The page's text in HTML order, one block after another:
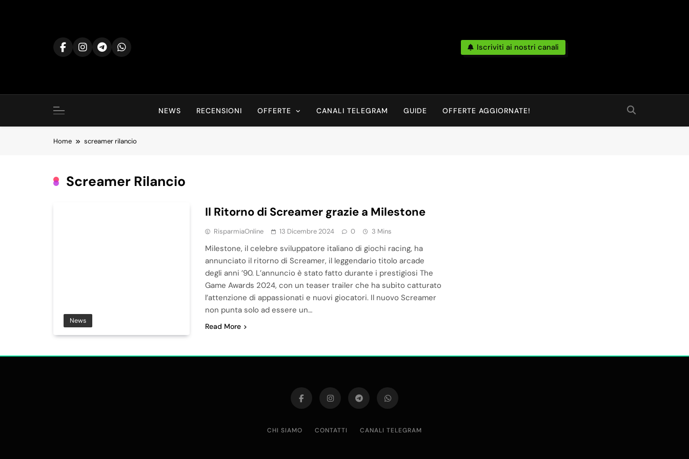
Risparmia Online
Iscriviti ai nostri canali
NEWS RECENSIONI OFFERTE CANALI TELEGRAM GUIDE OFFERTE AGGIORNATE!
Home screamer rilancio
Screamer Rilancio
News
Il Ritorno di Screamer grazie a Milestone
RisparmiaOnline 13 Dicembre 2024 0 3 Mins
Milestone, il celebre sviluppatore italiano di giochi racing, ha
annunciato il ritorno di Screamer, il leggendario titolo arcade
degli anni ’90. L’annuncio è stato fatto durante i prestigiosi The
Game Awards 2024, con un teaser trailer che ha subito catturato
l’attenzione di appassionati e nuovi giocatori. Il nuovo Screamer
non punta solo ad essere un…
Read More
CHI SIAMO CONTATTI CANALI TELEGRAM